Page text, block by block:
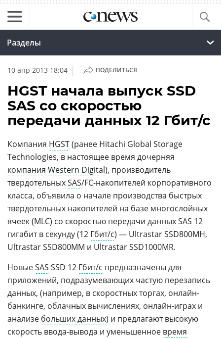
Разделы
10 апр 2013 18:04 | ПОДЕЛИТЬСЯ
HGST начала выпуск SSD
SAS со скоростью
передачи данных 12 Гбит/с
Компания HGST(ранее Hitachi Global Storage
Technologies, в настоящее время дочерняя
компания Western Digital), производитель
твердотельныхSAS/FC-накопителей корпоративного
класса, объявила о начале производства быстрых
твердотельных накопителей на базе многослойных
ячеек (MLC) со скоростью передачи данных SAS 12
гигабит в секунду (12 Гбит/с) — Ultrastar SSD800MH,
Ultrastar SSD800MM и Ultrastar SSD1000MR.
НовыеSAS SSD 12 Гбит/с предназначены для
приложений, подразумевающих частую перезапись
данных, (например, в скоростных торгах, онлайн-
банкинге, облачных вычислениях, онлайн-играх и
анализе больших данных) и предлагают высокую
скорость ввода-вывода и уменьшенное время